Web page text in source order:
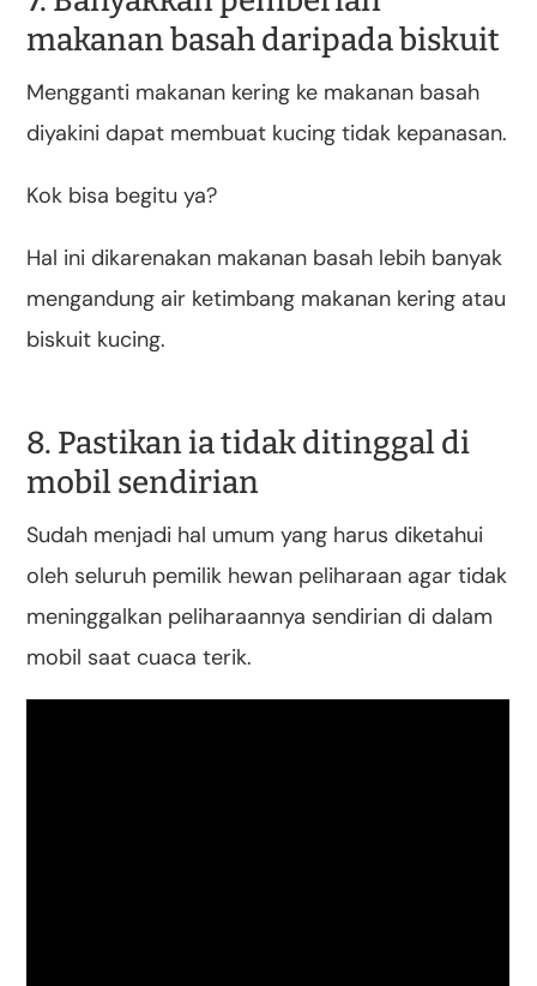
makanan basah daripada biskuit
Mengganti makanan kering ke makanan basah
diyakini dapat membuat kucing tidak kepanasan.
Kok bisa begitu ya?
Hal ini dikarenakan makanan basah lebih banyak
mengandung air ketimbang makanan kering atau
biskuit kucing.
8. Pastikan ia tidak ditinggal di
mobil sendirian
Sudah menjadi hal umum yang harus diketahui
oleh seluruh pemilik hewan peliharaan agar tidak
meninggalkan peliharaannya sendirian di dalam
mobil saat cuaca terik.